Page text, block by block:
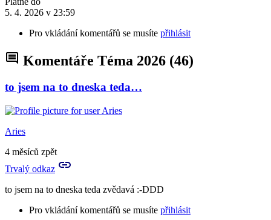
5. 4. 2026 v 23:59
Pro vkládání komentářů se musíte přihlásit
Komentáře Téma 2026 (46)
to jsem na to dneska teda…
Aries
4 měsíců zpět
Trvalý odkaz
to jsem na to dneska teda zvědavá :-DDD
Pro vkládání komentářů se musíte přihlásit